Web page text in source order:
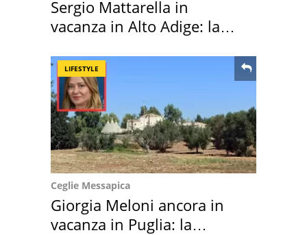
Sergio Mattarella in
vacanza in Alto Adige: la
LIFESTYLE
Ceglie Messapica
Giorgia Meloni ancora in
vacanza in Puglia: la